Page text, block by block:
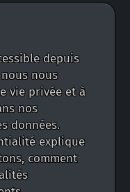
depuis
nous
vie privée et à
nos
données.
explique
comment